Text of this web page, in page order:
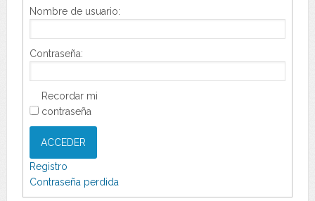
Nombre de usuario:
Contraseña:
Recordar mi
contraseña
ACCEDER
Registro
Contraseña perdida